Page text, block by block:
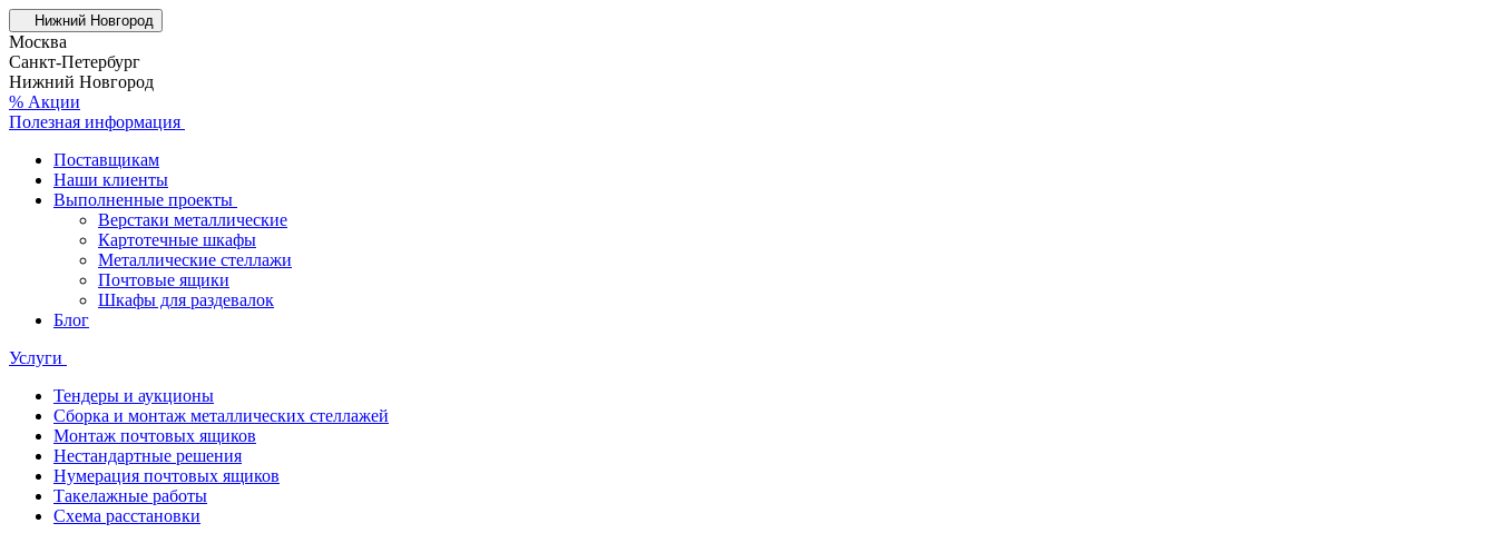
Нижний Новгород
Москва
Санкт-Петербург
Нижний Новгород
% Акции
Полезная информация
Поставщикам
Наши клиенты
Выполненные проекты
Верстаки металлические
Картотечные шкафы
Металлические стеллажи
Почтовые ящики
Шкафы для раздевалок
Блог
Услуги
Тендеры и аукционы
Сборка и монтаж металлических стеллажей
Монтаж почтовых ящиков
Нестандартные решения
Нумерация почтовых ящиков
Такелажные работы
Схема расстановки